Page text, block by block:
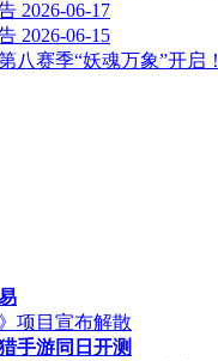
2026-06-17
2026-06-15
八赛季“妖魂万象”开启！
项目宣布解散
手游同日开测